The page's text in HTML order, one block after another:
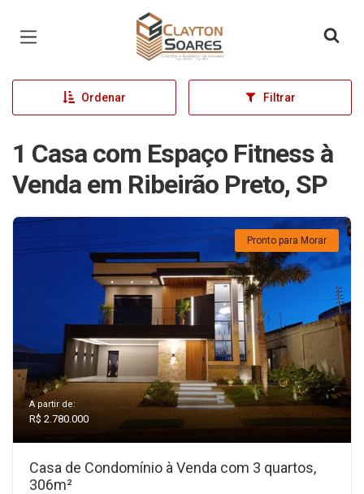
Página inicial
Ordenar Filtrar
1 Casa com Espaço Fitness à
Venda em Ribeirão Preto, SP
Pronto para Morar
A partir de:
R$ 2.780.000
Casa de Condomínio à Venda com 3 quartos,
306m²